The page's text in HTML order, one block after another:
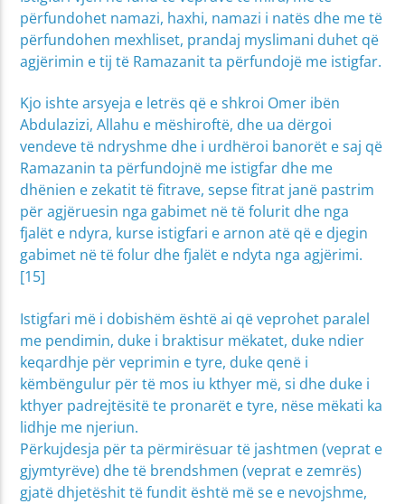
përfundohet namazi, haxhi, namazi i natës dhe me të
përfundohen mexhliset, prandaj myslimani duhet që
agjërimin e tij të Ramazanit ta përfundojë me istigfar.
Kjo ishte arsyeja e letrës që e shkroi Omer ibën
Abdulazizi, Allahu e mëshiroftë, dhe ua dërgoi
vendeve të ndryshme dhe i urdhëroi banorët e saj që
Ramazanin ta përfundojnë me istigfar dhe me
dhënien e zekatit të fitrave, sepse fitrat janë pastrim
për agjëruesin nga gabimet në të folurit dhe nga
fjalët e ndyra, kurse istigfari e arnon atë që e djegin
gabimet në të folur dhe fjalët e ndyta nga agjërimi.
[15]
Istigfari më i dobishëm është ai që veprohet paralel
me pendimin, duke i braktisur mëkatet, duke ndier
keqardhje për veprimin e tyre, duke qenë i
këmbëngulur për të mos iu kthyer më, si dhe duke i
kthyer padrejtësitë te pronarët e tyre, nëse mëkati ka
lidhje me njeriun.
Përkujdesja për ta përmirësuar të jashtmen (veprat e
gjymtyrëve) dhe të brendshmen (veprat e zemrës)
gjatë dhjetëshit të fundit është më se e nevojshme,